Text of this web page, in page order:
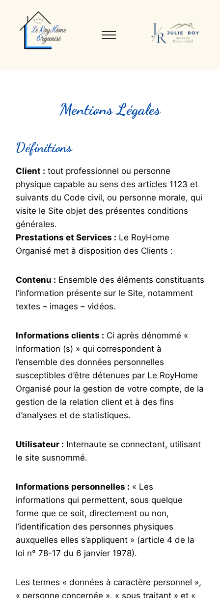
Mentions Légales
Définitions
Client : tout professionnel ou personne
physique capable au sens des articles 1123 et
suivants du Code civil, ou personne morale, qui
visite le Site objet des présentes conditions
générales.
Prestations et Services : Le RoyHome
Organisé met à disposition des Clients :
Contenu : Ensemble des éléments constituants
l’information présente sur le Site, notamment
textes – images – vidéos.
Informations clients : Ci après dénommé «
Information (s) » qui correspondent à
l’ensemble des données personnelles
susceptibles d’être détenues par Le RoyHome
Organisé pour la gestion de votre compte, de la
gestion de la relation client et à des fins
d’analyses et de statistiques.
Utilisateur : Internaute se connectant, utilisant
le site susnommé.
Informations personnelles : « Les
informations qui permettent, sous quelque
forme que ce soit, directement ou non,
l’identification des personnes physiques
auxquelles elles s’appliquent » (article 4 de la
loi n° 78-17 du 6 janvier 1978).
Les termes « données à caractère personnel »,
« personne concernée », « sous traitant » et «